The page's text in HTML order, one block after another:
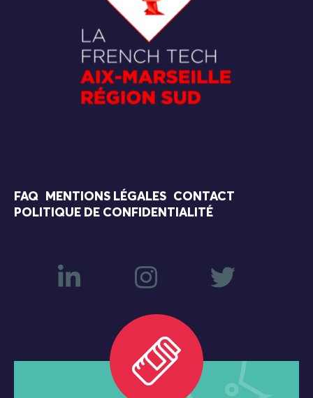
FAQ MENTIONS LÉGALES
CONTACT
POLITIQUE DE CONFIDENTIALITÉ